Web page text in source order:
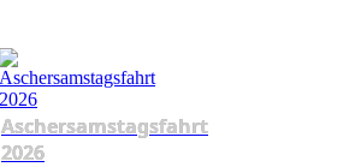
Aschersamstagsfahrt
2026